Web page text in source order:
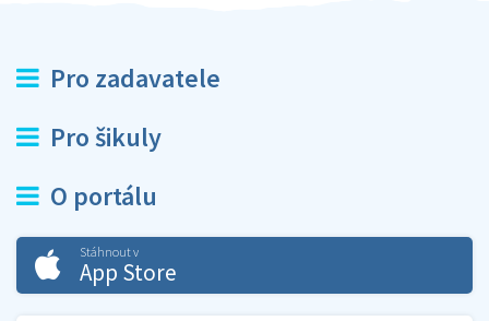
Pro zadavatele
Pro šikuly
O portálu
Stáhnout v
App Store